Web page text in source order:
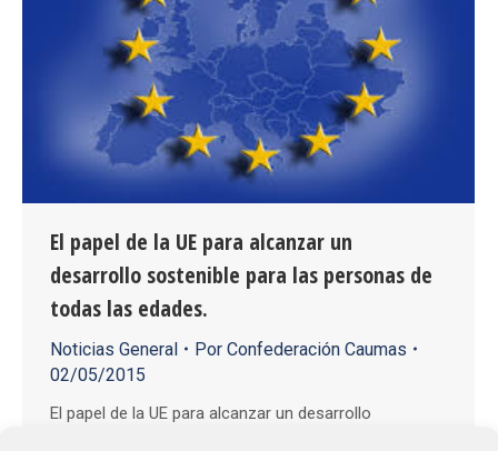
El papel de la UE para alcanzar un
desarrollo sostenible para las personas de
todas las edades.
Noticias General Por Confederación Caumas
02/05/2015
El papel de la UE para alcanzar un desarrollo